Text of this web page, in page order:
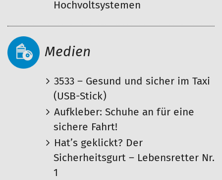
Hochvoltsystemen
Medien
3533 – Gesund und sicher im Taxi
(USB-Stick)
Aufkleber: Schuhe an für eine
sichere Fahrt!
Hat’s geklickt? Der
Sicherheitsgurt – Lebensretter Nr.
1